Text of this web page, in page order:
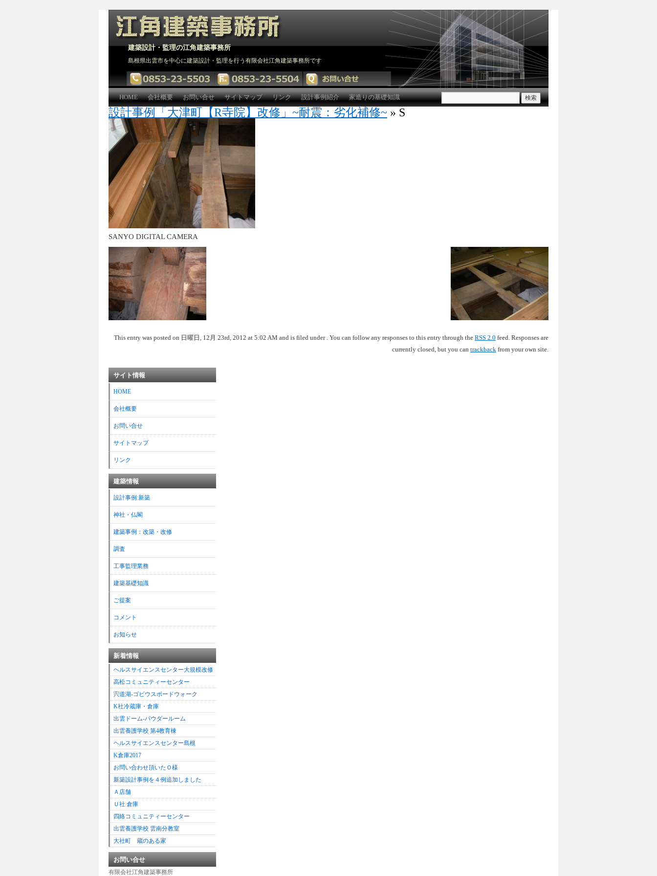
建築設計・監理の江角建築事務所
島根県出雲市を中心に建築設計・監理を行う有限会社江角建築事務所です
HOME 会社概要 お問い合せ サイトマップ リンク 設計事例紹介 家造りの基礎知識
設計事例「大津町【R寺院】改修」~耐震：劣化補修~ » S
SANYO DIGITAL CAMERA
This entry was posted on 日曜日, 12月 23rd, 2012 at 5:02 AM and is filed under . You can follow any responses to this entry through the RSS 2.0 feed. Responses are
currently closed, but you can trackback from your own site.
サイト情報
HOME
会社概要
お問い合せ
サイトマップ
リンク
建築情報
設計事例:新築
神社・仏閣
建築事例：改築・改修
調査
工事監理業務
建築基礎知識
ご提案
コメント
お知らせ
新着情報
ヘルスサイエンスセンター大規模改修
高松コミュニティーセンター
宍道湖-ゴビウスボードウォーク
K社冷蔵庫・倉庫
出雲ドーム-パウダールーム
出雲養護学校 第4教育棟
ヘルスサイエンスセンター島根
K倉庫2017
お問い合わせ頂いたＯ様
新築設計事例を４例追加しました
Ａ店舗
Ｕ社 倉庫
四絡コミュニティーセンター
出雲養護学校 雲南分教室
大社町 蔵のある家
お問い合せ
有限会社江角建築事務所